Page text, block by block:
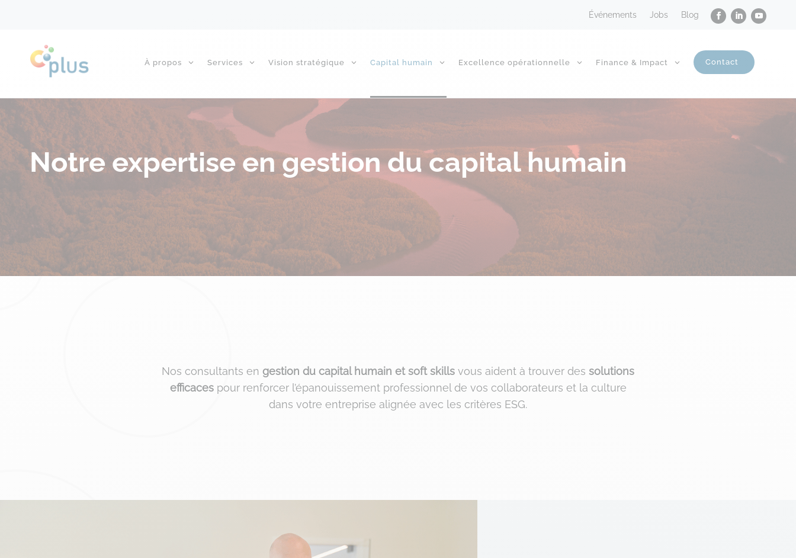
Événements Jobs Blog
À propos Services Vision stratégique Capital humain Excellence opérationnelle Finance & Impact Contact
Notre expertise en gestion du capital humain
Nos consultants en gestion du capital humain et soft skills vous aident à trouver des solutions
efficaces pour renforcer l’épanouissement professionnel de vos collaborateurs et la culture
dans votre entreprise alignée avec les critères ESG.